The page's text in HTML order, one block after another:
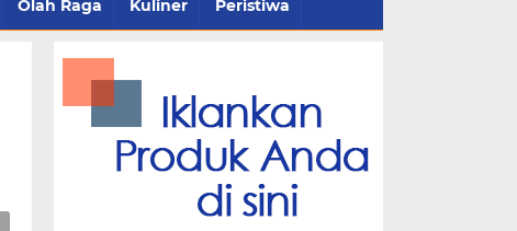
Olah Raga Kuliner Peristiwa